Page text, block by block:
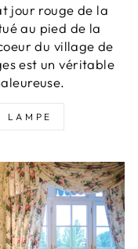
jour rouge de la
au pied de la
du village de
est un véritable
LAMPE